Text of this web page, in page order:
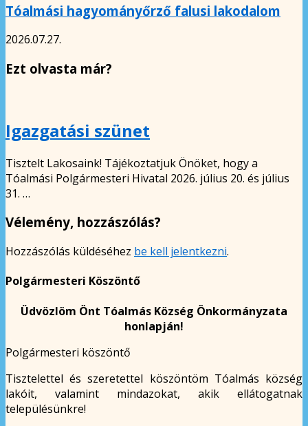
Tóalmási hagyományőrző falusi lakodalom
2026.07.27.
Ezt olvasta már?
Igazgatási szünet
Tisztelt Lakosaink! Tájékoztatjuk Önöket, hogy a
Tóalmási Polgármesteri Hivatal 2026. július 20. és július
31. …
Vélemény, hozzászólás?
Hozzászólás küldéséhez be kell jelentkezni.
Polgármesteri Köszöntő
Üdvözlöm Önt Tóalmás Község Önkormányzata
honlapján!
Polgármesteri köszöntő
Tisztelettel és szeretettel köszöntöm Tóalmás község
lakóit, valamint mindazokat, akik ellátogatnak
településünkre!